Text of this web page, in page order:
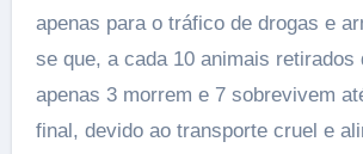
apenas para o tráfico de drogas e
se que, a cada 10 animais retirados
apenas 3 morrem e 7 sobrevivem
final, devido ao transporte cruel e